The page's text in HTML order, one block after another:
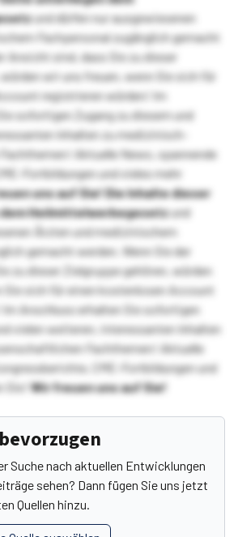
und dürfen nur ausgewiesenen
Fachpersonal zugänglich gemacht
Ansicht sind, dass Sie zu dieser
würden wir uns freuen, wenn Sie sich für
registrieren würden! Im
sofortigen Zugang zu diesem und
Inhalten zu medizinisch-
Aktuelle News, spannende
Fortbildungen und vieles mehr
uns auf Sie!Die Inhalte dieser
Heilmittelwerbegesetzund
Ärzten und medizinischem
gemacht werden. Wenn Sie der
zu dieser Zielgruppe gehören, würden
Sie sich für einen kostenlosen Account
Anschluss erhalten Sie sofortigen
vielen weiteren, interessanten Inhalten
Fachthemen! Aktuelle
CME-Fortbildungen und
Sie!Wir freuen uns auf Sie!
Suche nach aktuellen Entwicklungen
sehen? Dann fügen Sie uns jetzt
Quellen hinzu.